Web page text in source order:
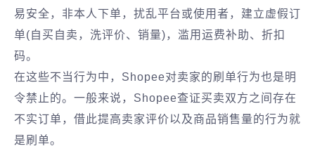
易安全，非本人下单，扰乱平台或使用者，建立虚假订
单(自买自卖，洗评价、销量)，滥用运费补助、折扣
码。
在这些不当行为中，Shopee对卖家的刷单行为也是明
令禁止的。一般来说，Shopee查证买卖双方之间存在
不实订单，借此提高卖家评价以及商品销售量的行为就
是刷单。